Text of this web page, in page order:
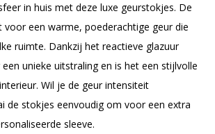
in huis met deze luxe geurstokjes. De
voor een warme, poederachtige geur die
ruimte. Dankzij het reactieve glazuur
unieke uitstraling en is het een stijlvolle
Wil je de geur intensiteit
de stokjes eenvoudig om voor een extra
sleeve.